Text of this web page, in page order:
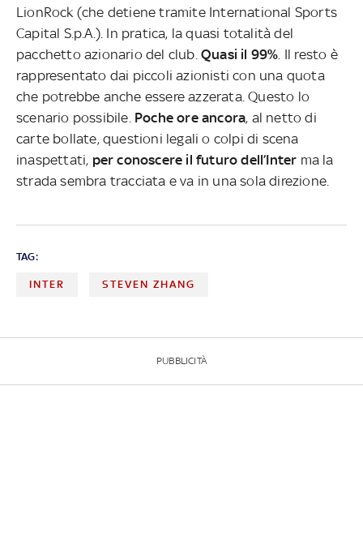
LionRock (che detiene tramite International Sports
Capital S.p.A.). In pratica, la quasi totalità del
pacchetto azionario del club. Quasi il 99% . Il resto è
rappresentato dai piccoli azionisti con una quota
che potrebbe anche essere azzerata. Questo lo
scenario possibile. Poche ore ancora, al netto di
carte bollate, questioni legali o colpi di scena
inaspettati, per conoscere il futuro dell’Inter ma la
strada sembra tracciata e va in una sola direzione.
TAG:
INTER STEVEN ZHANG
PUBBLICITÀ